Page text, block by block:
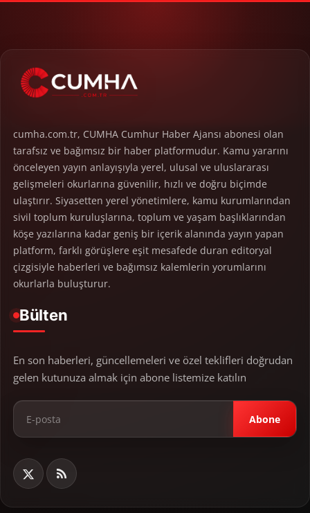
cumha.com.tr, CUMHA Cumhur Haber Ajansı abonesi olan
tarafsız ve bağımsız bir haber platformudur. Kamu yararını
önceleyen yayın anlayışıyla yerel, ulusal ve uluslararası
gelişmeleri okurlarına güvenilir, hızlı ve doğru biçimde
ulaştırır. Siyasetten yerel yönetimlere, kamu kurumlarından
sivil toplum kuruluşlarına, toplum ve yaşam başlıklarından
köşe yazılarına kadar geniş bir içerik alanında yayın yapan
platform, farklı görüşlere eşit mesafede duran editoryal
çizgisiyle haberleri ve bağımsız kalemlerin yorumlarını
okurlarla buluşturur.
Bülten
En son haberleri, güncellemeleri ve özel teklifleri doğrudan
gelen kutunuza almak için abone listemize katılın
Abone